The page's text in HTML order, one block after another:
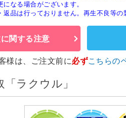
なる場合がございます。
品は行っておりません。再生不良等
関する注意
様は、ご注文前に必ずこちらの
ラクウル」